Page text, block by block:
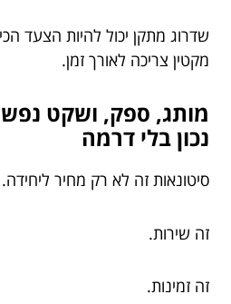
שדרוג מתקן יכול להיות הצעד
מקטין צריכה לאורך זמן.
מותג, ספק, ושקט
נכון בלי דרמה
סיטונאות זה לא רק מחיר ליחידה.
זה שירות.
זה זמינות.